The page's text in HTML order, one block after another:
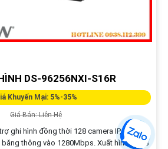
DS-96256NXI-S16R
Khuyến Mại: 5%-35%
Giá Bán: Liên Hệ
ghi hình đồng thời 128 camera IP, độ
băng thông vào 1280Mbps. Xuất hình qua 3